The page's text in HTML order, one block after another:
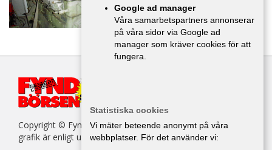
Copyright © Fyndbörsen. All kopiering av texter, bilder eller
grafik är enligt upphovsrättslagen förbjuden.
Google ad manager
Våra samarbetspartners annonserar
på våra sidor via Google ad
manager som kräver cookies för att
fungera.
Statistiska cookies
Vi mäter beteende anonymt på våra
webbplatser. För det använder vi: